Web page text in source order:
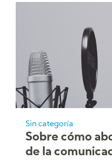
Sin categoría
Sobre cómo
de la